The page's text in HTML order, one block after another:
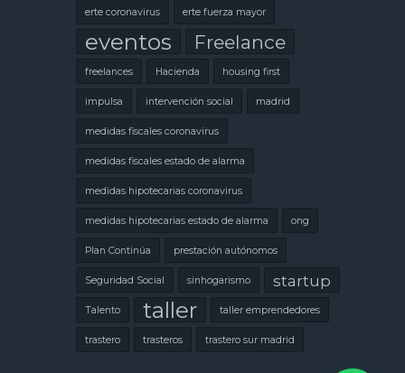
erte coronavirus erte fuerza mayor
eventos Freelance
freelances Hacienda housing first
impulsa intervención social madrid
medidas fiscales coronavirus
medidas fiscales estado de alarma
medidas hipotecarias coronavirus
medidas hipotecarias estado de alarma ong
Plan Continúa prestación autónomos
Seguridad Social sinhogarismo startup
Talento taller taller emprendedores
trastero trasteros trastero sur madrid